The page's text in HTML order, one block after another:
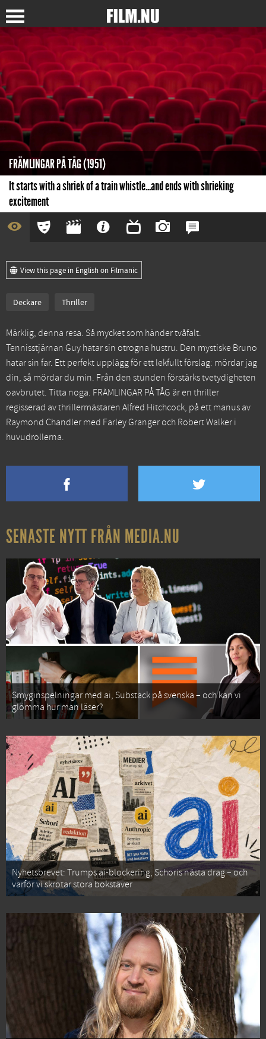
FRÄMLINGAR PÅ TÅG (1951)
It starts with a shriek of a train whistle...and ends with shrieking
excitement
View this page in English on Filmanic
Deckare Thriller
Märklig, denna resa. Så mycket som händer tvåfalt.
Tennisstjärnan Guy hatar sin otrogna hustru. Den mystiske Bruno
hatar sin far. Ett perfekt upplägg för ett lekfullt förslag: mördar jag
din, så mördar du min. Från den stunden förstärks tvetydigheten
oavbrutet. Titta noga. FRÄMLINGAR PÅ TÅG är en thriller
regisserad av thrillermästaren Alfred Hitchcock, på ett manus av
Raymond Chandler med Farley Granger och Robert Walker i
huvudrollerna.
SENASTE NYTT FRÅN MEDIA.NU
Smyginspelningar med ai, Substack på svenska – och kan vi
glömma hur man läser?
Nyhetsbrevet: Trumps ai-blockering, Schoris nästa drag – och
varför vi skrotar stora bokstäver